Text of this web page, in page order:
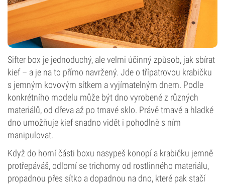
Sifter box je jednoduchý, ale velmi účinný způsob, jak sbírat
kief – a je na to přímo navržený. Jde o třípatrovou krabičku
s jemným kovovým sítkem a vyjímatelným dnem. Podle
konkrétního modelu může být dno vyrobené z různých
materiálů, od dřeva až po tmavé sklo. Právě tmavé a hladké
dno umožňuje kief snadno vidět i pohodlně s ním
manipulovat.
Když do horní části boxu nasypeš konopí a krabičku jemně
protřepáváš, odlomí se trichomy od rostlinného materiálu,
propadnou přes sítko a dopadnou na dno, které pak stačí